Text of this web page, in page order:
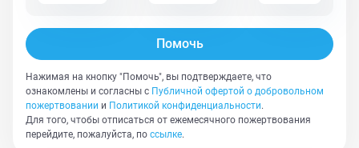
Помочь
Нажимая на кнопку "Помочь", вы подтверждаете, что
ознакомлены и согласны с Публичной офертой о добровольном
пожертвовании и Политикой конфиденциальности.
Для того, чтобы отписаться от ежемесячного пожертвования
перейдите, пожалуйста, по ссылке.